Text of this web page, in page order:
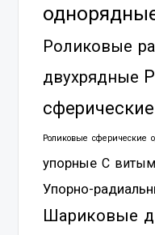
Роликовые
двухрядные
Роликовые сферические
упорные С
Упорно-
Шариковые